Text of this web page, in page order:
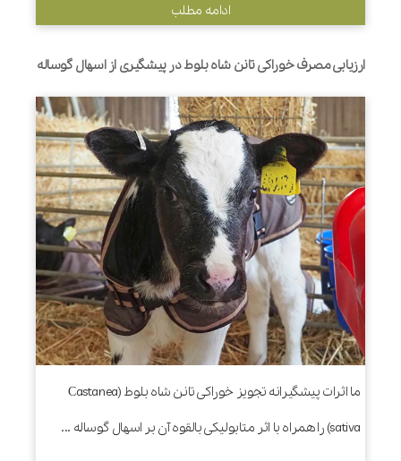
ادامه مطلب
ارزیابی مصرف خوراکی تانن شاه بلوط در پیشگیری از اسهال گوساله
ما اثرات پیشگیرانه تجویز خوراکی تانن شاه بلوط (Castanea
sativa) را همراه با اثر متابولیکی بالقوه آن بر اسهال گوساله ...